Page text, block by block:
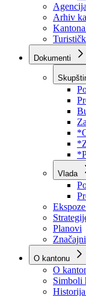
Javna
Arhiv
Dokumenti
Vlada
Strategije
Planovi
Značajni
O kantonu